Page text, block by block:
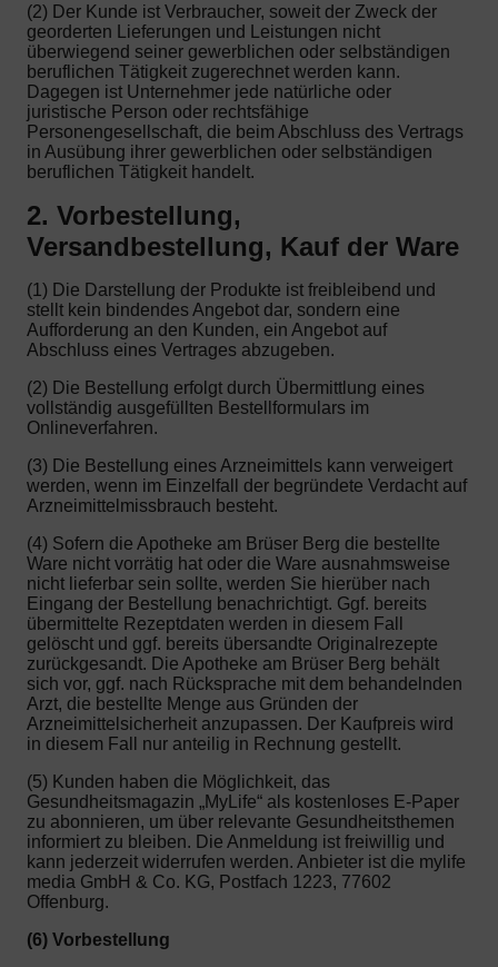
(2) Der Kunde ist Verbraucher, soweit der Zweck der
georderten Lieferungen und Leistungen nicht
überwiegend seiner gewerblichen oder selbständigen
beruflichen Tätigkeit zugerechnet werden kann.
Dagegen ist Unternehmer jede natürliche oder
juristische Person oder rechtsfähige
Personengesellschaft, die beim Abschluss des Vertrags
in Ausübung ihrer gewerblichen oder selbständigen
beruflichen Tätigkeit handelt.
2. Vorbestellung,
Versandbestellung, Kauf der Ware
(1) Die Darstellung der Produkte ist freibleibend und
stellt kein bindendes Angebot dar, sondern eine
Aufforderung an den Kunden, ein Angebot auf
Abschluss eines Vertrages abzugeben.
(2) Die Bestellung erfolgt durch Übermittlung eines
vollständig ausgefüllten Bestellformulars im
Onlineverfahren.
(3) Die Bestellung eines Arzneimittels kann verweigert
werden, wenn im Einzelfall der begründete Verdacht auf
Arzneimittelmissbrauch besteht.
(4) Sofern die Apotheke am Brüser Berg die bestellte
Ware nicht vorrätig hat oder die Ware ausnahmsweise
nicht lieferbar sein sollte, werden Sie hierüber nach
Eingang der Bestellung benachrichtigt. Ggf. bereits
übermittelte Rezeptdaten werden in diesem Fall
gelöscht und ggf. bereits übersandte Originalrezepte
zurückgesandt. Die Apotheke am Brüser Berg behält
sich vor, ggf. nach Rücksprache mit dem behandelnden
Arzt, die bestellte Menge aus Gründen der
Arzneimittelsicherheit anzupassen. Der Kaufpreis wird
in diesem Fall nur anteilig in Rechnung gestellt.
(5) Kunden haben die Möglichkeit, das
Gesundheitsmagazin „MyLife“ als kostenloses E-Paper
zu abonnieren, um über relevante Gesundheitsthemen
informiert zu bleiben. Die Anmeldung ist freiwillig und
kann jederzeit widerrufen werden. Anbieter ist die mylife
media GmbH & Co. KG, Postfach 1223, 77602
Offenburg.
(6) Vorbestellung